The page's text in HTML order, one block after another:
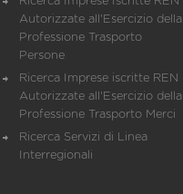
Autorizzate all'Esercizio della
Professione Trasporto
Persone
Ricerca Imprese iscritte REN
Autorizzate all'Esercizio della
Professione Trasporto Merci
Ricerca Servizi di Linea
Interregionali